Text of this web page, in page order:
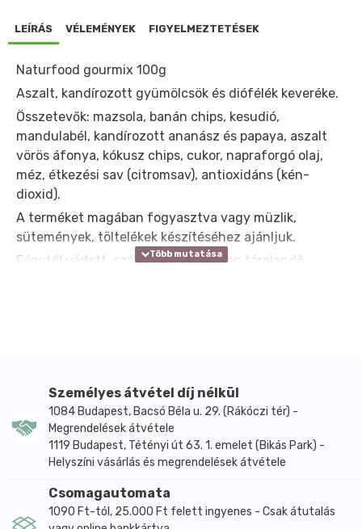
LEÍRÁS VÉLEMÉNYEK FIGYELMEZTETÉSEK
Naturfood gourmix 100g
Aszalt, kandírozott gyümölcsök és diófélék keveréke.
Összetevők: mazsola, banán chips, kesudió,
mandulabél, kandírozott ananász és papaya, aszalt
vörös áfonya, kókusz chips, cukor, napraforgó olaj,
méz, étkezési sav (citromsav), antioxidáns (kén-
dioxid).
A terméket magában fogyasztva vagy müzlik,
sütemények, töltelékek készítéséhez ajánljuk.
Fénytől védett, száraz, hűvös helyen tárolandó.
Energia Kcal 437 Kcal 219 Kcal
Zsír
20 g 10 g
amelyből telített zsírsavak 6,8 g
3,4 g
Szénhidrát 30 g 15 g
4,1 g 2,1 g
Fehérje 7,0 g 3,5 g
Személyes átvétel díj nélkül
1084 Budapest, Bacsó Béla u. 29. (Rákóczi tér) -
Megrendelések átvétele
1119 Budapest, Tétényi út 63. 1. emelet (Bikás Park) -
Helyszíni vásárlás és megrendelések átvétele
Csomagautomata
1090 Ft-tól, 25.000 Ft felett ingyenes - Csak átutalás